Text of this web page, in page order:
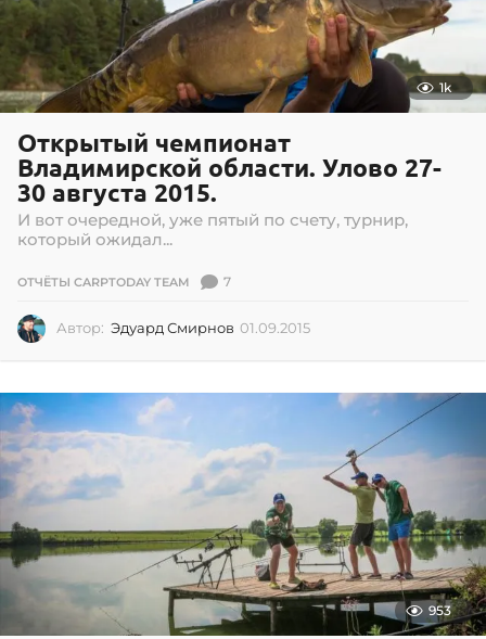
1k
Открытый чемпионат
Владимирской области. Улово 27-
30 августа 2015.
И вот очередной, уже пятый по счету, турнир,
который ожидал...
ОТЧЁТЫ CARPTODAY TEAM 7
Автор: Эдуард Смирнов 01.09.2015
0
0
953